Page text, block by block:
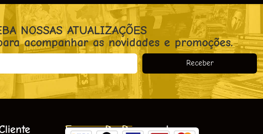
NOSSAS ATUALIZAÇÕES
acompanhar as novidades e promoções.
Receber
Formas De Pagamento